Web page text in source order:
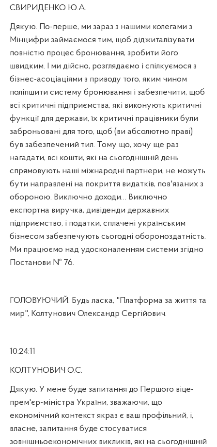
СВИРИДЕНКО Ю.А.
Дякую. По-перше, ми зараз з нашими колегами з
Мінцифри займаємося тим, щоб діджиталізувати
повністю процес бронювання, зробити його
швидким. І ми дійсно, розглядаємо і спілкуємося з
бізнес-асоціаціями з приводу того, яким чином
поліпшити систему бронювання і забезпечити, щоб
всі критичні підприємства, які виконують критичні
функції для держави, їх критичні працівники були
заброньовані для того, щоб (ви абсолютно праві)
був забезпечений тил. Тому що, хочу ще раз
нагадати, всі кошти, які на сьогоднішній день
спрямовують наші міжнародні партнери, не можуть
бути направлені на покриття видатків, пов'язаних з
обороною. Виключно доходи… Виключно
експортна виручка, дивіденди державних
підприємство, і податки, сплачені українським
бізнесом забезпечують сьогодні обороноздатність.
Ми працюємо над удосконаленням системи згідно
Постанови № 76.
ГОЛОВУЮЧИЙ. Будь ласка, "Платформа за життя та
мир", Колтунович Олександр Сергійович.
10:24:11
КОЛТУНОВИЧ О.С.
Дякую. У мене буде запитання до Першого віце-
прем'єр-міністра України, зважаючи, що
економічний контекст якраз є ваш профільний, і,
власне, запитання буде стосуватися
зовнішньоекономічних викликів, які на сьогоднішній